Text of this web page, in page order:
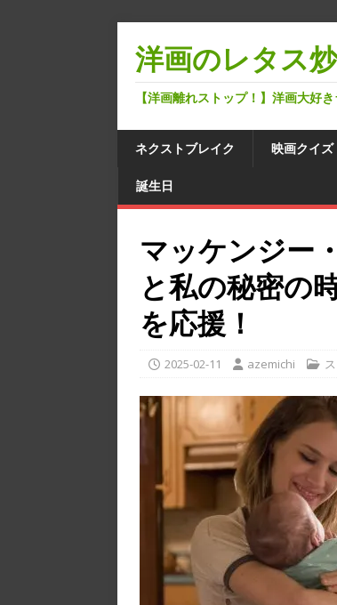
洋画のレタス
【洋画離れストップ！】洋画大好
ネクストブレイク 映画クイズ
誕生日
マッケンジー
と私の秘密の
を応援！
2025-02-11 azemichi